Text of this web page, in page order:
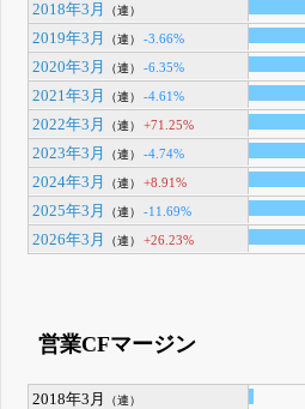
2018年3月 （連）
2019年3月
（連） -3.66%
2020年3月
（連） -6.35%
2021年3月
（連） -4.61%
2022年3月
（連） +71.25%
2023年3月
（連） -4.74%
2024年3月
（連） +8.91%
2025年3月
（連） -11.69%
2026年3月
（連） +26.23%
営業CFマージン
2018年3月 （連）